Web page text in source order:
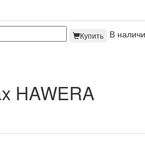
Купить В
HAWERA